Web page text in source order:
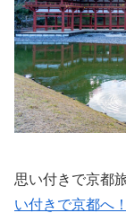
思い付きで京都
い付きで京都へ